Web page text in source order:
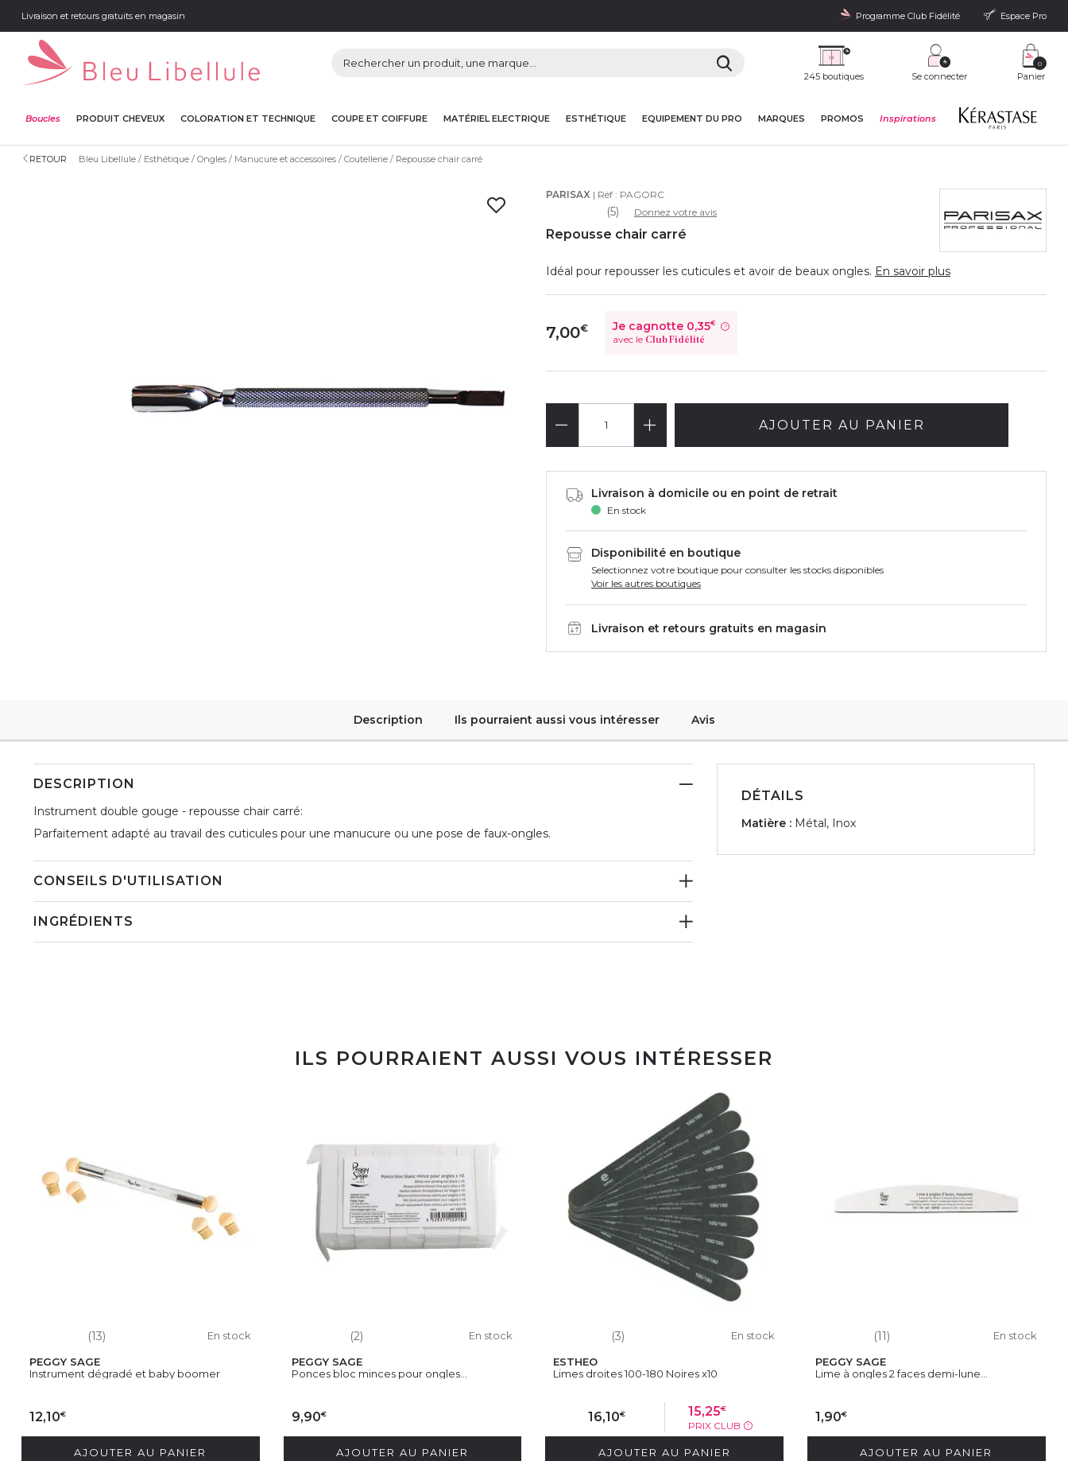
Livraison et retours gratuits en magasin Programme Club Fidélité Espace Pro
245 boutiques Se connecter Panier
0
Boucles PRODUIT CHEVEUX COLORATION ET TECHNIQUE COUPE ET COIFFURE MATÉRIEL ELECTRIQUE ESTHÉTIQUE EQUIPEMENT DU PRO MARQUES PROMOS Inspirations
RETOUR Bleu Libellule Esthétique Ongles Manucure et accessoires Coutellerie Repousse chair carré
PARISAX | Réf : PAGORC
(5) Donnez votre avis
Repousse chair carré
Idéal pour repousser les cuticules et avoir de beaux ongles. En savoir plus
7,00€ Je cagnotte 0,35€
avec le Club Fidélité
?
AJOUTER AU PANIER
Livraison à domicile ou en point de retrait
En stock
Disponibilité en boutique
Selectionnez votre boutique pour consulter les stocks disponibles
Voir les autres boutiques
Livraison et retours gratuits en magasin
Description Ils pourraient aussi vous intéresser Avis
DESCRIPTION
Instrument double gouge - repousse chair carré:
Parfaitement adapté au travail des cuticules pour une manucure ou une pose de faux-ongles.
CONSEILS D'UTILISATION
INGRÉDIENTS
DÉTAILS
Matière : Métal, Inox
ILS POURRAIENT AUSSI VOUS INTÉRESSER
(13) En stock
PEGGY SAGE
Instrument dégradé et baby boomer
12,10€
AJOUTER AU PANIER
(2) En stock
PEGGY SAGE
Ponces bloc minces pour ongles...
9,90€
AJOUTER AU PANIER
(3) En stock
ESTHEO
Limes droites 100-180 Noires x10
16,10€ 15,25€
PRIX CLUB ?
AJOUTER AU PANIER
(11) En stock
PEGGY SAGE
Lime à ongles 2 faces demi-lune...
1,90€
AJOUTER AU PANIER